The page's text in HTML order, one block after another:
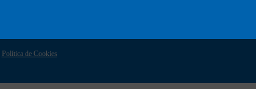
Política de Cookies